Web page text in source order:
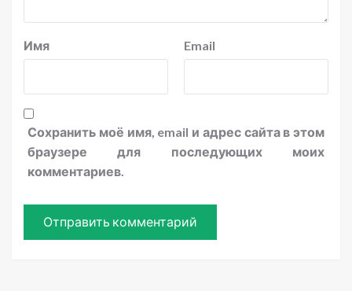
Имя Email
Сохранить моё имя, email и адрес сайта в этом
браузере для последующих моих
комментариев.